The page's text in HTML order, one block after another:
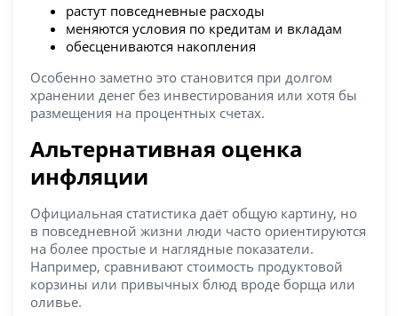
растут повседневные расходы
меняются условия по кредитам и вкладам
обесцениваются накопления
Особенно заметно это становится при долгом
хранении денег без инвестирования или хотя бы
размещения на процентных счетах.
Альтернативная оценка
инфляции
Официальная статистика даёт общую картину, но
в повседневной жизни люди часто ориентируются
на более простые и наглядные показатели.
Например, сравнивают стоимость продуктовой
корзины или привычных блюд вроде борща или
оливье.